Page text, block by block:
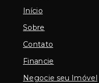
Início
Sobre
Contato
Financie
Negocie seu Imóvel